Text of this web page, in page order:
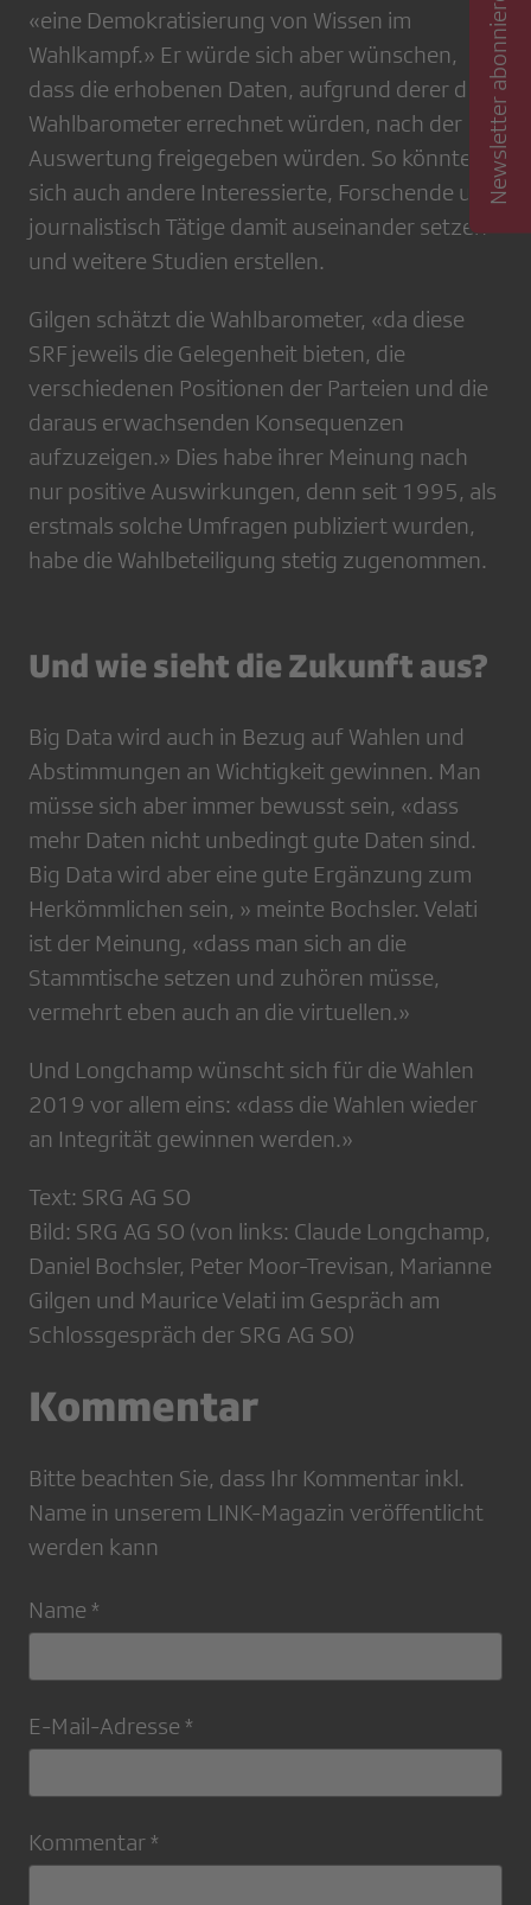
«eine Demokratisierung von Wissen im
Wahlkampf.» Er würde sich aber wünschen,
dass die erhobenen Daten, aufgrund derer die
Wahlbarometer errechnet würden, nach der
Auswertung freigegeben würden. So könnten
sich auch andere Interessierte, Forschende und
journalistisch Tätige damit auseinander setzen
und weitere Studien erstellen.
Gilgen schätzt die Wahlbarometer, «da diese
SRF jeweils die Gelegenheit bieten, die
verschiedenen Positionen der Parteien und die
daraus erwachsenden Konsequenzen
aufzuzeigen.» Dies habe ihrer Meinung nach
nur positive Auswirkungen, denn seit 1995, als
erstmals solche Umfragen publiziert wurden,
habe die Wahlbeteiligung stetig zugenommen.
Und wie sieht die Zukunft aus?
Big Data wird auch in Bezug auf Wahlen und
Abstimmungen an Wichtigkeit gewinnen. Man
müsse sich aber immer bewusst sein, «dass
mehr Daten nicht unbedingt gute Daten sind.
Big Data wird aber eine gute Ergänzung zum
Herkömmlichen sein, » meinte Bochsler. Velati
ist der Meinung, «dass man sich an die
Stammtische setzen und zuhören müsse,
vermehrt eben auch an die virtuellen.»
Und Longchamp wünscht sich für die Wahlen
2019 vor allem eins: «dass die Wahlen wieder
an Integrität gewinnen werden.»
Text: SRG AG SO
Bild: SRG AG SO (von links: Claude Longchamp,
Daniel Bochsler, Peter Moor-Trevisan, Marianne
Gilgen und Maurice Velati im Gespräch am
Schlossgespräch der SRG AG SO)
Kommentar
Bitte beachten Sie, dass Ihr Kommentar inkl.
Name in unserem LINK-Magazin veröffentlicht
werden kann
Name *
E-Mail-Adresse *
Kommentar *
Newsletter abonnieren